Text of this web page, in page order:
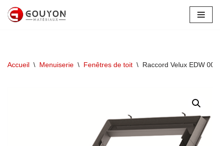
Accueil \ Menuiserie \ Fenêtres de toit \ Raccord Velux EDW